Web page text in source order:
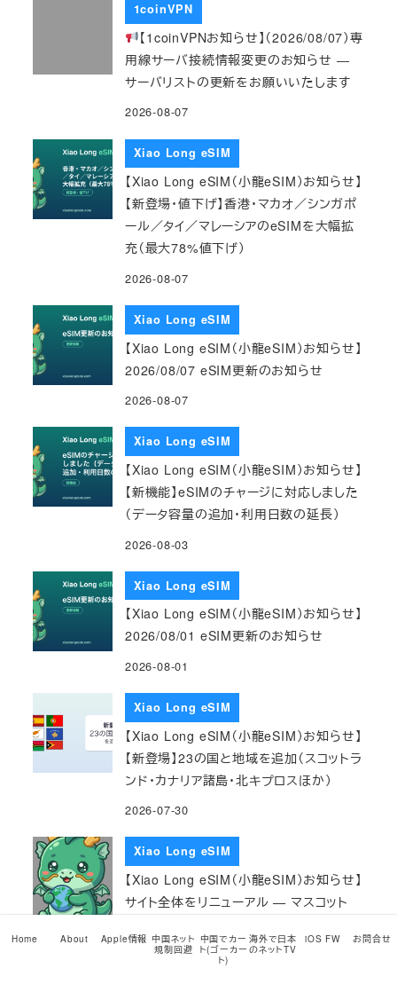
1coinVPN
【1coinVPNお知らせ】（2026/08/07）専
用線サーバ接続情報変更のお知らせ ―
サーバリストの更新をお願いいたします
2026-08-07
Xiao Long eSIM
【Xiao Long eSIM（小龍eSIM）お知らせ】
【新登場・値下げ】香港・マカオ／シンガポ
ール／タイ／マレーシアのeSIMを大幅拡
充（最大78%値下げ）
2026-08-07
Xiao Long eSIM
【Xiao Long eSIM（小龍eSIM）お知らせ】
2026/08/07 eSIM更新のお知らせ
2026-08-07
Xiao Long eSIM
【Xiao Long eSIM（小龍eSIM）お知らせ】
【新機能】eSIMのチャージに対応しました
（データ容量の追加・利用日数の延長）
2026-08-03
Xiao Long eSIM
【Xiao Long eSIM（小龍eSIM）お知らせ】
2026/08/01 eSIM更新のお知らせ
2026-08-01
Xiao Long eSIM
【Xiao Long eSIM（小龍eSIM）お知らせ】
【新登場】23の国と地域を追加（スコットラ
ンド・カナリア諸島・北キプロスほか）
2026-07-30
Xiao Long eSIM
【Xiao Long eSIM（小龍eSIM）お知らせ】
サイト全体をリニューアル — マスコット
2026-07-29
Home About Apple情報 中国ネット
規制回避
中国でカー
ト(ゴーカー
ト)
海外で日本
のネットTV
iOS FW お問合せ